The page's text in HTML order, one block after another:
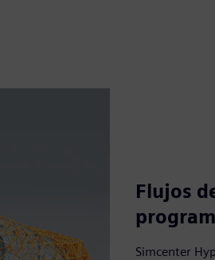
Flujos
Simcenter